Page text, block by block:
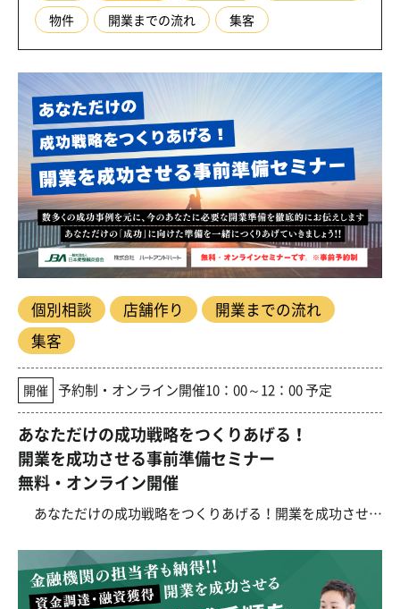
物件
開業までの流れ 集客
個別相談 店舗作り
開業までの流れ
集客
開催 予約制・オンライン開催10：00～12：00 予定
あなただけの成功戦略をつくりあげる！
開業を成功させる事前準備セミナー
無料・オンライン開催
あなただけの成功戦略をつくりあげる！開業を成功させる事前準備セミナー 接骨院開業に向けて